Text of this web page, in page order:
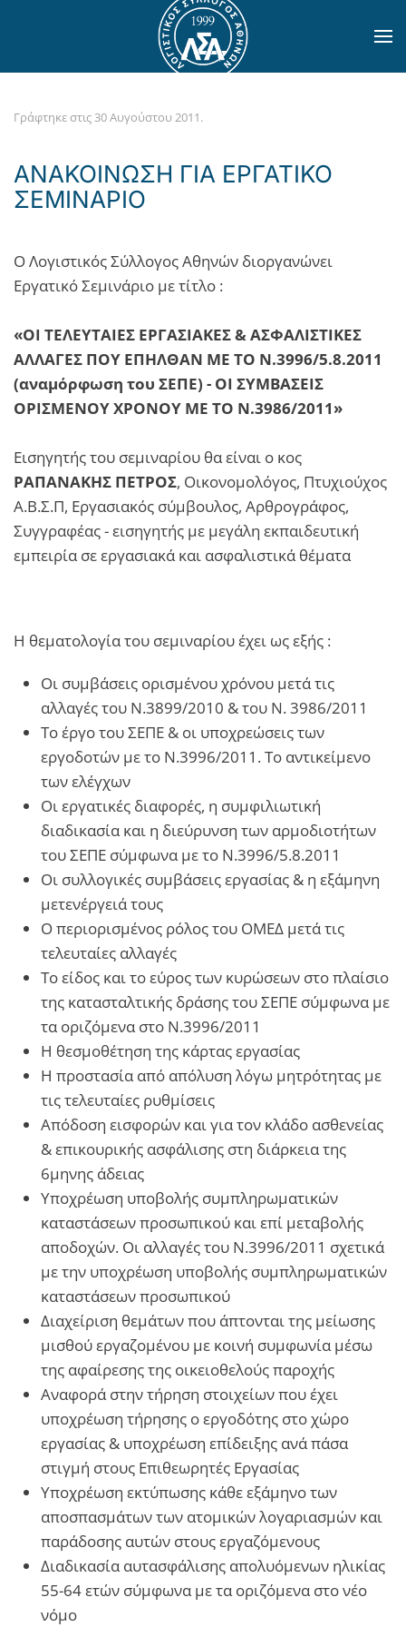
Skip to main content
Γράφτηκε στις 30 Αυγούστου 2011.
ΑΝΑΚΟΙΝΩΣΗ ΓΙΑ ΕΡΓΑΤΙΚΟ
ΣΕΜΙΝΑΡΙΟ
Ο Λογιστικός Σύλλογος Αθηνών διοργανώνει
Εργατικό Σεμινάριο με τίτλο :
«ΟΙ ΤΕΛΕΥΤΑΙΕΣ ΕΡΓΑΣΙΑΚΕΣ & ΑΣΦΑΛΙΣΤΙΚΕΣ
ΑΛΛΑΓΕΣ ΠΟΥ ΕΠΗΛΘΑΝ ΜΕ ΤΟ Ν.3996/5.8.2011
(αναμόρφωση του ΣΕΠΕ) - ΟΙ ΣΥΜΒΑΣΕΙΣ
ΟΡΙΣΜΕΝΟΥ ΧΡΟΝΟΥ ΜΕ ΤΟ Ν.3986/2011»
Εισηγητής του σεμιναρίου θα είναι ο κος
ΡΑΠΑΝΑΚΗΣ ΠΕΤΡΟΣ, Οικονομολόγος, Πτυχιούχος
Α.Β.Σ.Π, Εργασιακός σύμβουλος, Αρθρογράφος,
Συγγραφέας - εισηγητής με μεγάλη εκπαιδευτική
εμπειρία σε εργασιακά και ασφαλιστικά θέματα
Η θεματολογία του σεμιναρίου έχει ως εξής :
Οι συμβάσεις ορισμένου χρόνου μετά τις
αλλαγές του Ν.3899/2010 & του Ν. 3986/2011
Το έργο του ΣΕΠΕ & οι υποχρεώσεις των
εργοδοτών με το Ν.3996/2011. Το αντικείμενο
των ελέγχων
Οι εργατικές διαφορές, η συμφιλιωτική
διαδικασία και η διεύρυνση των αρμοδιοτήτων
του ΣΕΠΕ σύμφωνα με το Ν.3996/5.8.2011
Οι συλλογικές συμβάσεις εργασίας & η εξάμηνη
μετενέργειά τους
Ο περιορισμένος ρόλος του ΟΜΕΔ μετά τις
τελευταίες αλλαγές
Το είδος και το εύρος των κυρώσεων στο πλαίσιο
της κατασταλτικής δράσης του ΣΕΠΕ σύμφωνα με
τα οριζόμενα στο Ν.3996/2011
Η θεσμοθέτηση της κάρτας εργασίας
Η προστασία από απόλυση λόγω μητρότητας με
τις τελευταίες ρυθμίσεις
Απόδοση εισφορών και για τον κλάδο ασθενείας
& επικουρικής ασφάλισης στη διάρκεια της
6μηνης άδειας
Υποχρέωση υποβολής συμπληρωματικών
καταστάσεων προσωπικού και επί μεταβολής
αποδοχών. Οι αλλαγές του Ν.3996/2011 σχετικά
με την υποχρέωση υποβολής συμπληρωματικών
καταστάσεων προσωπικού
Διαχείριση θεμάτων που άπτονται της μείωσης
μισθού εργαζομένου με κοινή συμφωνία μέσω
της αφαίρεσης της οικειοθελούς παροχής
Αναφορά στην τήρηση στοιχείων που έχει
υποχρέωση τήρησης ο εργοδότης στο χώρο
εργασίας & υποχρέωση επίδειξης ανά πάσα
στιγμή στους Επιθεωρητές Εργασίας
Υποχρέωση εκτύπωσης κάθε εξάμηνο των
αποσπασμάτων των ατομικών λογαριασμών και
παράδοσης αυτών στους εργαζόμενους
Διαδικασία αυτασφάλισης απολυόμενων ηλικίας
55-64 ετών σύμφωνα με τα οριζόμενα στο νέο
νόμο